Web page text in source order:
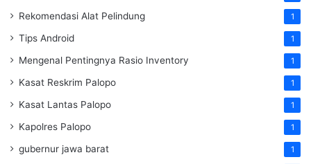
Rekomendasi Alat Pelindung 1
Tips Android 1
Mengenal Pentingnya Rasio Inventory 1
Kasat Reskrim Palopo 1
Kasat Lantas Palopo 1
Kapolres Palopo 1
gubernur jawa barat 1